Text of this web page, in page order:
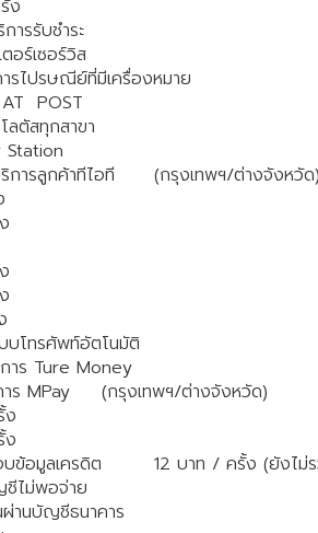
ง
รับชำระ
ซอร์วิส
ย์ที่มีเครื่องหมาย
กสาขา
ค้าทีไอที
(กรุงเทพฯ/ต่างจังหวั
ทรศัพท์อัตโนมัติ
Money
(กรุงเทพฯ/ต่างจังหวัด)
ง
ง
บข้อมูลเครดิต
12 บาท / ครั้ง (ยังไม่
ชีไม่พอจ่าย
บัญชีธนาคาร